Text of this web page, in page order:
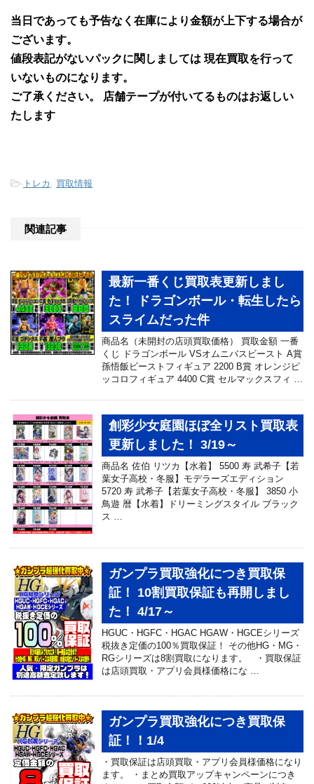
当日であっても予告なく在庫により金額が上下する場合が
ございます。
値段表記がないパックに関しましては 現在買取を行って
いないものになります。
ご了承ください。 店舗テープが付いてるものはお返しい
たします
- トレカ , 買取情報
関連記事
最新一番くじ買取表更新しまし
た！ ドラゴンボール・転生したら
スライムだった件
商品名（未開封の店頭買取価格） 買取金額 一番
くじ ドラゴンボール VSオムニバスビースト A賞
孫悟飯ビーストフィギュア 2200 B賞 オレンジピ
ッコロフィギュア 4400 C賞 セルマックスフィ …
創彩少女庭園ほぼ全リスト買取表
更新しました！ 3/19～
商品名 佐伯 リツカ【水着】 5500 寿 武希子【若
葉女子高校・冬服】モデラーズエディション
5720 寿 武希子【若葉女子高校・冬服】 3850 小
鳥遊 暦【水着】ドリーミングスタイル ブラック
ス …
ガンプラ買取強化につき買取保
証！ 10割買取保証も再開しまし
た！ 4/17～
HGUC・HGFC・HGAC HGAW・HGCEシリーズ
税抜き定価の100％買取保証！ その他HG・MG・
RGシリーズは8割買取になります。 ・買取保証
は店頭買取・アプリ会員様価格にな …
ガンプラ買取強化につき買取保
証！！1/4
・買取保証は店頭買取・アプリ会員様価格になり
ます。 ・まとめ買取アップキャンペーンにつき